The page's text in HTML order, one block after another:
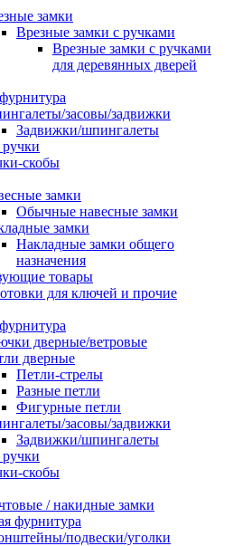
замки
Врезные замки с ручками
Врезные замки с ручками
для деревянных дверей
засовы/задвижки
Задвижки/шпингалеты
скобы
замки
Обычные навесные замки
замки
Накладные замки общего
назначения
товары
для ключей и прочие
дверные/ветровые
дверные
Петли-стрелы
Разные петли
Фигурные петли
засовы/задвижки
Задвижки/шпингалеты
скобы
/ накидные замки
фурнитура
подвески/уголки